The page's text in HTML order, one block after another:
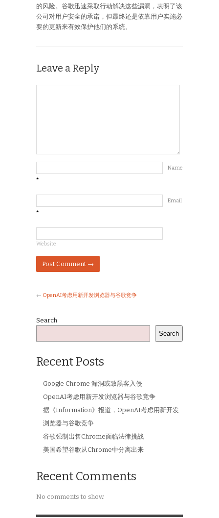
的风险。谷歌迅速采取行动解决这些漏洞，表明了该
公司对用户安全的承诺，但最终还是依靠用户实施必
要的更新来有效保护他们的系统。
Leave a Reply
Name
*
Email
*
Website
← OpenAI考虑用新开发浏览器与谷歌竞争
Search
Search
Recent Posts
Google Chrome 漏洞或致黑客入侵
OpenAI考虑用新开发浏览器与谷歌竞争
据《Information》报道，OpenAI考虑用新开发
浏览器与谷歌竞争
谷歌强制出售Chrome面临法律挑战
美国希望谷歌从Chrome中分离出来
Recent Comments
No comments to show.